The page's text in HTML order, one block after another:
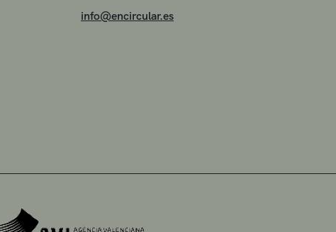
info@encircular.es